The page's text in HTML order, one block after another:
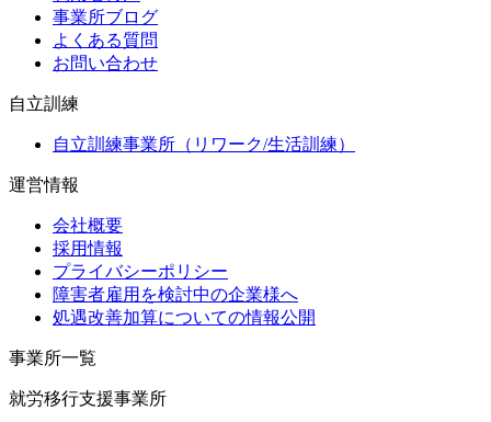
事業所ブログ
よくある質問
お問い合わせ
自立訓練
自立訓練事業所（リワーク/生活訓練）
運営情報
会社概要
採用情報
プライバシーポリシー
障害者雇用を検討中の企業様へ
処遇改善加算についての情報公開
事業所一覧
就労移行支援事業所